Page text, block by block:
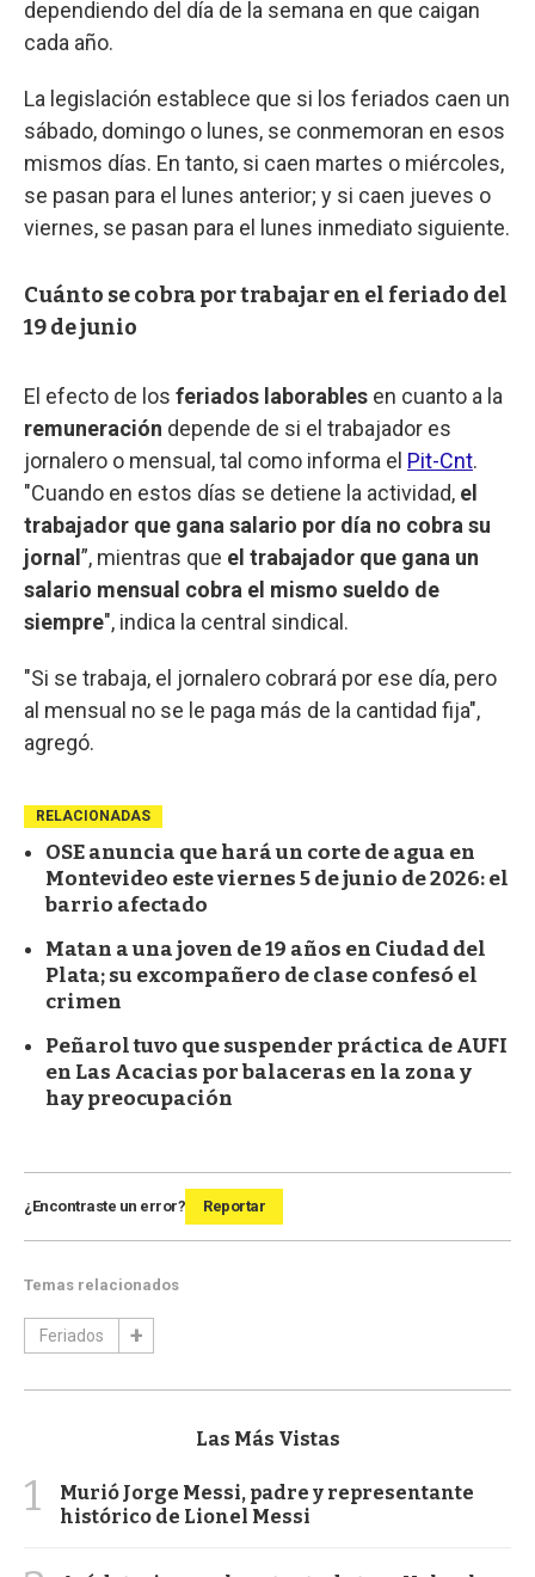
dependiendo del día de la semana en que caigan
cada año.
La legislación establece que si los feriados caen un
sábado, domingo o lunes, se conmemoran en esos
mismos días. En tanto, si caen martes o miércoles,
se pasan para el lunes anterior; y si caen jueves o
viernes, se pasan para el lunes inmediato siguiente.
Cuánto se cobra por trabajar en el feriado del
19 de junio
El efecto de los feriados laborables en cuanto a la
remuneración depende de si el trabajador es
jornalero o mensual, tal como informa el Pit-Cnt.
"Cuando en estos días se detiene la actividad, el
trabajador que gana salario por día no cobra su
jornal ”, mientras que el trabajador que gana un
salario mensual cobra el mismo sueldo de
siempre", indica la central sindical.
"Si se trabaja, el jornalero cobrará por ese día, pero
al mensual no se le paga más de la cantidad fija",
agregó.
RELACIONADAS
OSE anuncia que hará un corte de agua en
Montevideo este viernes 5 de junio de 2026: el
barrio afectado
Matan a una joven de 19 años en Ciudad del
Plata; su excompañero de clase confesó el
crimen
Peñarol tuvo que suspender práctica de AUFI
en Las Acacias por balaceras en la zona y
hay preocupación
¿Encontraste un error? Reportar
Temas relacionados
Feriados
Las Más Vistas
1
Murió Jorge Messi, padre y representante
histórico de Lionel Messi